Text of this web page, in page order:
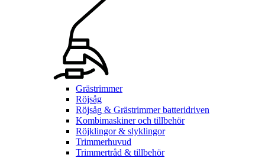
Grästrimmer
Röjsåg
Röjsåg & Grästrimmer batteridriven
Kombimaskiner och tillbehör
Röjklingor & slyklingor
Trimmerhuvud
Trimmertråd & tillbehör